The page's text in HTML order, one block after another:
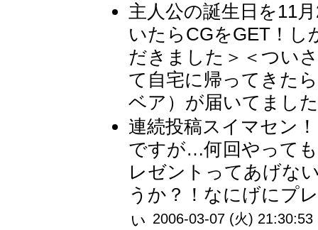
主人公の誕生日を11
いたらCGをGET！
だきました＞＜つい
て自宅に帰ってきた
ベア）が届いてまし
連続投稿スイマセン
ですが…何回やって
レゼントってあげな
うか？！なにげにプ
ぃ 2006-03-07 (火) 21:30:53